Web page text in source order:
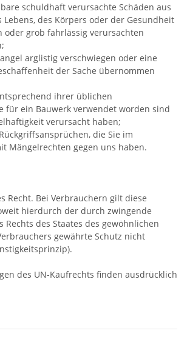
schuldhaft verursachte Schäden aus
Lebens, des Körpers oder der Gesundheit
oder grob fahrlässig verursachten
arglistig verschwiegen oder eine
der Sache übernommen
ihrer üblichen
für ein Bauwerk verwendet worden sind
verursacht haben;
die Sie im
Mängelrechten gegen uns haben.
Recht. Bei Verbrauchern gilt diese
hierdurch der durch zwingende
Rechts des Staates des gewöhnlichen
gewährte Schutz nicht
des UN-Kaufrechts finden ausdrücklich